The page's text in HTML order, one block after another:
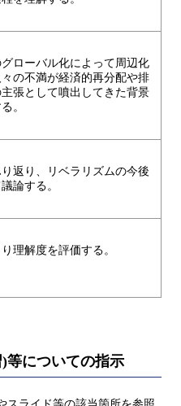
ローバル化によって周辺化
の不満が経済的再分配や排
張として噴出してきた背景
。
返り、リベラリズムの今後
論する。
理解度を評価する。
等についての指示